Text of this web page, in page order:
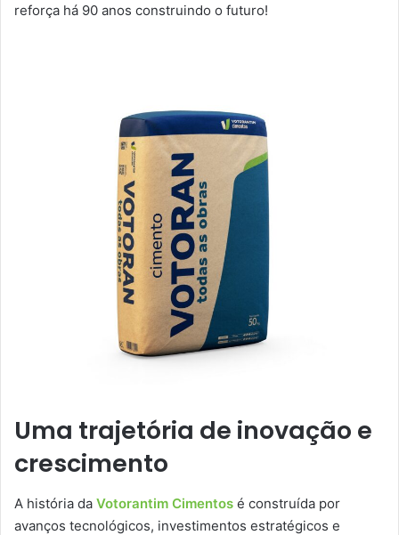
reforça há 90 anos construindo o futuro!
Uma trajetória de inovação e
crescimento
A história da Votorantim Cimentos é construída por
avanços tecnológicos, investimentos estratégicos e